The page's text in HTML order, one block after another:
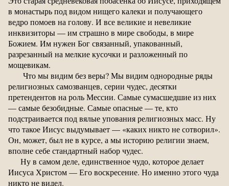
в монастырь под видом нищего калеки и получающего
ведро помоев на голову. И все великие и невеликие
инквизиторы — им страшно в мире свободы, в мире
Божием. Им нужен Бог связанный, упакованный,
разрезанный на мелкие кусочки и разложенный по
мощевикам.
Что мы видим без веры? Мы видим однородные ряды
религиозных самозванцев, серии чудес, десятки
претендентов на роль Мессии. Самые сумасшедшие из них
— самые безобидные. Самые опасные — те, кто
подстраивается под вялые упования религиозных масс. Ну
что такое Иисус выдумывает — «каких никто не сотворил».
Он, может, был не в курсе, а мы историю религии знаем,
вполне себе стандартный набор чудес.
Ну в самом деле, единственное чудо, которое делает
Иисуса Христом — Его воскресение. Но именно этого чуда
никто не видел.